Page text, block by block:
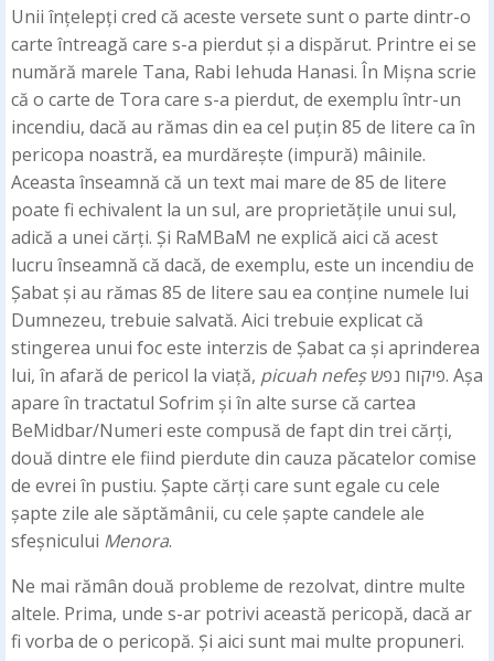
Unii înțelepți cred că aceste versete sunt o parte dintr-o
carte întreagă care s-a pierdut și a dispărut. Printre ei se
numără marele Tana, Rabi Iehuda Hanasi. În Mișna scrie
că o carte de Tora care s-a pierdut, de exemplu într-un
incendiu, dacă au rămas din ea cel puțin 85 de litere ca în
pericopa noastră, ea murdărește (impură) mâinile.
Aceasta înseamnă că un text mai mare de 85 de litere
poate fi echivalent la un sul, are proprietățile unui sul,
adică a unei cărți. Și RaMBaM ne explică aici că acest
lucru înseamnă că dacă, de exemplu, este un incendiu de
Șabat și au rămas 85 de litere sau ea conține numele lui
Dumnezeu, trebuie salvată. Aici trebuie explicat că
stingerea unui foc este interzis de Șabat ca și aprinderea
lui, în afară de pericol la viață, picuah nefeșפיקוח נפש. Așa
apare în tractatul Sofrim și în alte surse că cartea
BeMidbar/Numeri este compusă de fapt din trei cărți,
două dintre ele fiind pierdute din cauza păcatelor comise
de evrei în pustiu. Șapte cărți care sunt egale cu cele
șapte zile ale săptămânii, cu cele șapte candele ale
sfeșnicului Menora.
Ne mai rămân două probleme de rezolvat, dintre multe
altele. Prima, unde s-ar potrivi această pericopă, dacă ar
fi vorba de o pericopă. Și aici sunt mai multe propuneri.